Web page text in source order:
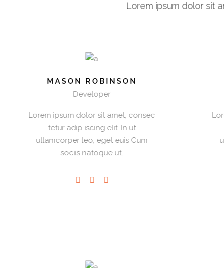
Lorem ipsum dolor sit
MASON ROBINSON
Developer
Lorem ipsum dolor sit amet, consec
tetur adip iscing elit. In ut
ullamcorper leo, eget euis Cum
sociis natoque ut.